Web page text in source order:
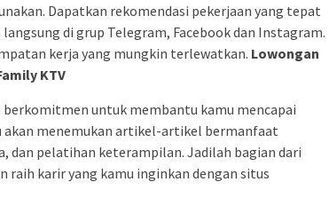
Dapatkan rekomendasi pekerjaan yang tepat
di grup Telegram, Facebook dan Instagram.
kerja yang mungkin terlewatkan. Lowongan
KTV
untuk membantu kamu mencapai
akan menemukan artikel-artikel bermanfaat
dan pelatihan keterampilan. Jadilah bagian dari
raih karir yang kamu inginkan dengan situs